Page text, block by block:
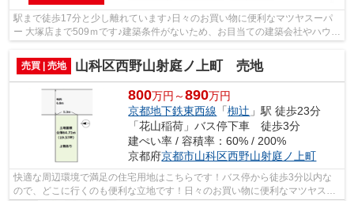
駅まで徒歩17分と少し離れています♪日々のお買い物に便利なマツヤスーパ
ー 大塚店まで509ｍです♪建築条件がないため、お目当ての建築会社やハウス
売買 | 売地
山科区西野山射庭ノ上町 売地
800万円～890万円
京都地下鉄東西線 「椥辻 」駅 徒歩23分
「花山稲荷」バス停下車 徒歩3分
建ぺい率 / 容積率：60% / 200%
京都府京都市山科区西野山射庭ノ上町
快適な周辺環境で満足の住宅用地はこちらです！バス停から徒歩3分以内な
ので、どこに行くのも便利な立地です！日々のお買い物に便利なマツヤスー